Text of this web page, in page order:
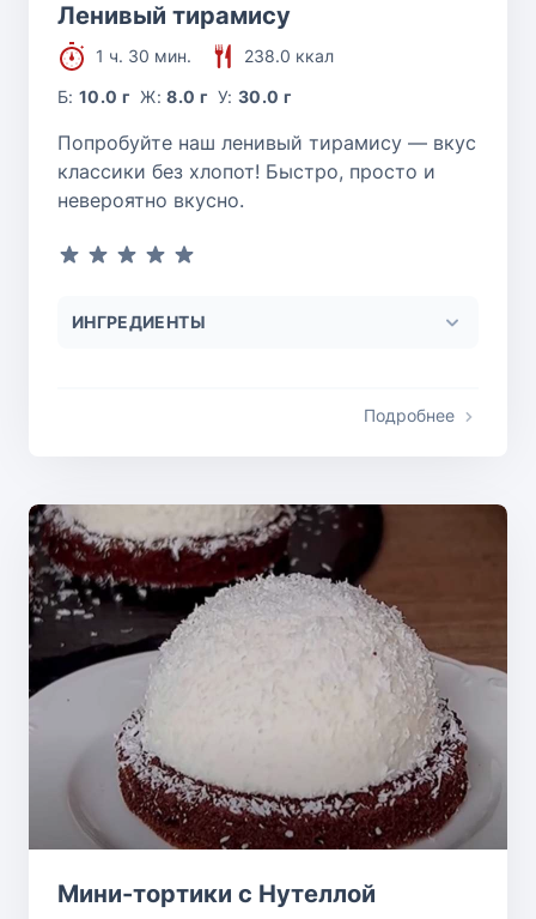
Ленивый тирамису
1 ч. 30 мин.
238.0 ккал
Б:10.0 г Ж:8.0 г У:30.0 г
Попробуйте наш ленивый тирамису — вкус
классики без хлопот! Быстро, просто и
невероятно вкусно.
ИНГРЕДИЕНТЫ
Подробнее
Мини-тортики с Нутеллой